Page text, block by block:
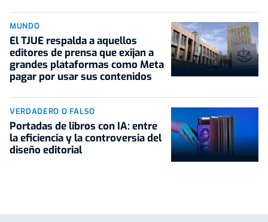
MUNDO
El TJUE respalda a aquellos
editores de prensa que exijan a
grandes plataformas como Meta
pagar por usar sus contenidos
VERDADERO O FALSO
Portadas de libros con IA: entre
la eficiencia y la controversia del
diseño editorial